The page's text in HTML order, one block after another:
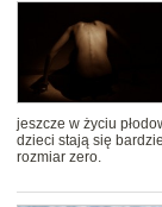
jeszcze w życiu
dzieci stają się
rozmiar zero.